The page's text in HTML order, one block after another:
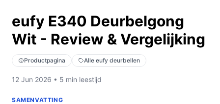
eufy E340 Deurbelgong
Wit - Review & Vergelijking
Productpagina Alle eufy deurbellen
12 Jun 2026 • 5 min leestijd
SAMENVATTING